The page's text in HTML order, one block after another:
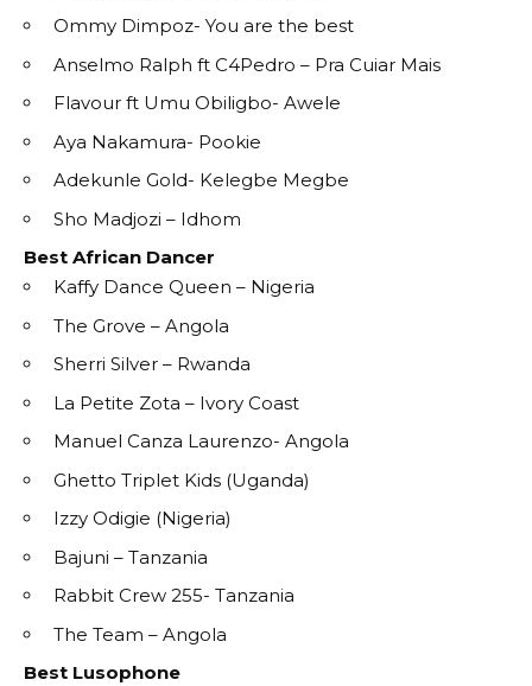
Ommy Dimpoz- You are the best
Anselmo Ralph ft C4Pedro – Pra Cuiar Mais
Flavour ft Umu Obiligbo- Awele
Aya Nakamura- Pookie
Adekunle Gold- Kelegbe Megbe
Sho Madjozi – Idhom
Best African Dancer
Kaffy Dance Queen – Nigeria
The Grove – Angola
Sherri Silver – Rwanda
La Petite Zota – Ivory Coast
Manuel Canza Laurenzo- Angola
Ghetto Triplet Kids (Uganda)
Izzy Odigie (Nigeria)
Bajuni – Tanzania
Rabbit Crew 255- Tanzania
The Team – Angola
Best Lusophone